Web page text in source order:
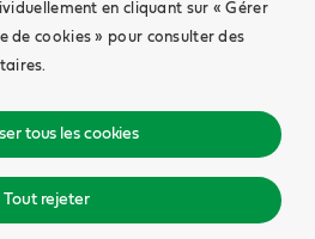
en cliquant sur « Gérer
de cookies » pour consulter des
tous les cookies
Tout rejeter